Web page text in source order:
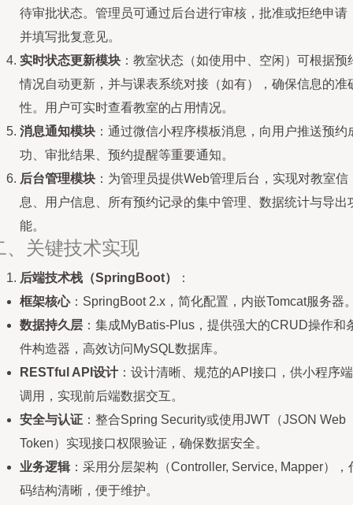
待审批状态。管理员可通过后台进行审核，批准或拒绝申请
并填写批复意见。
实时状态更新模块 ：教室状态（如使用中、空闲）可根据预
情况自动更新，并与课表系统对接（如有），确保信息的准
性。用户可实时查看教室的占用情况。
消息通知模块 ：通过微信小程序模板消息，向用户推送预约
功、审批结果、预约提醒等重要通知。
后台管理模块 ：为管理员提供Web管理后台，实现对教室信
息、用户信息、所有预约记录的集中管理、数据统计与导出
能。
、关键技术实现
后端技术栈（SpringBoot）
：
框架核心：SpringBoot 2.x，简化配置，内嵌Tomcat服务器
数据持久层 ：集成MyBatis-Plus，提供强大的CRUD操作和
件构造器，高效访问MySQL数据库。
RESTful API设计：设计清晰、规范的API接口，供小程序端
调用，实现前后端数据交互。
安全与认证 ：整合Spring Security或使用JWT（JSON Web
Token）实现接口权限验证，确保数据安全。
业务逻辑：采用分层架构（Controller, Service, Mapper），
码结构清晰，便于维护。